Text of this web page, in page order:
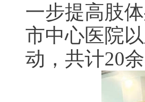
一步提高肢
市中心医院
动，共计20